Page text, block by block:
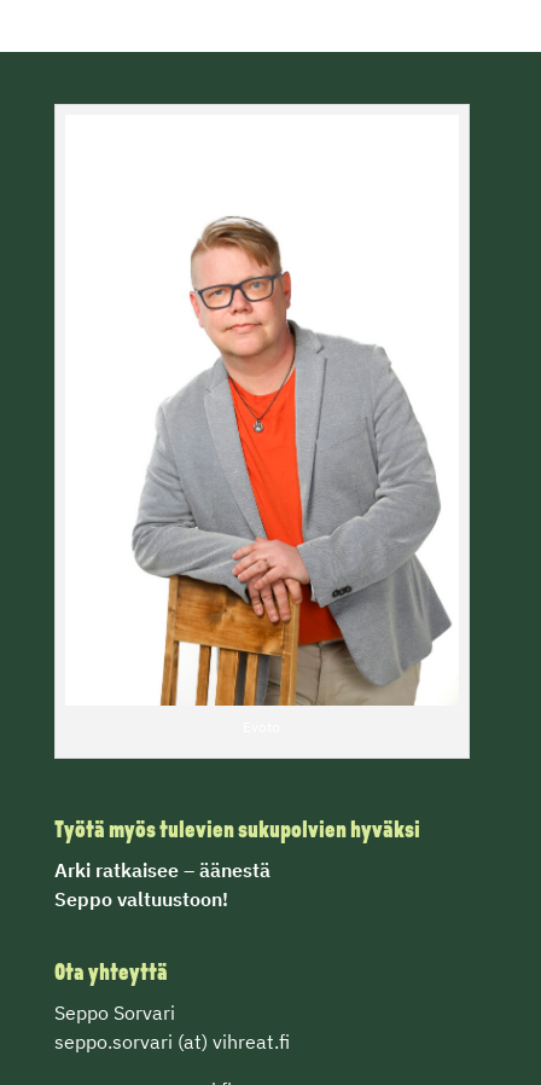
Työtä myös tulevien sukupolvien hyväksi
Arki ratkaisee– äänestä
Seppo valtuustoon!
Ota yhteyttä
Seppo Sorvari
seppo.sorvari (at) vihreat.fi